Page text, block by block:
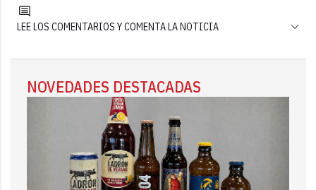
LEE LOS COMENTARIOS Y COMENTA LA NOTICIA
NOVEDADES DESTACADAS